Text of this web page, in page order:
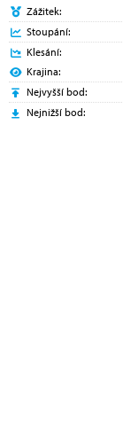
Zážitek:
Stoupání:
Klesání:
Krajina:
Nejvyšší bod:
Nejnižší bod: